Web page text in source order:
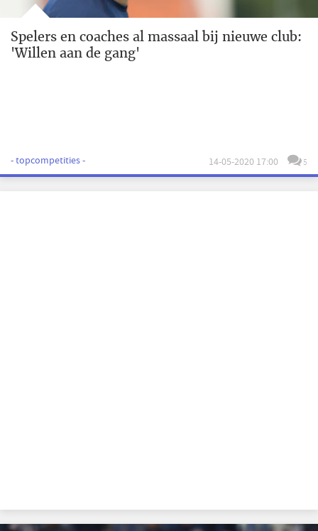
Spelers en coaches al massaal bij nieuwe club:
'Willen aan de gang'
- topcompetities - 14-05-2020 17:00 5